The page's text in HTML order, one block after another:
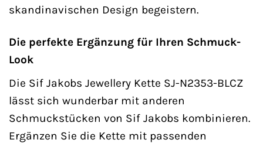
skandinavischen Design begeistern.
Die perfekte Ergänzung für Ihren Schmuck-
Look
Die Sif Jakobs Jewellery Kette SJ-N2353-BLCZ
lässt sich wunderbar mit anderen
Schmuckstücken von Sif Jakobs kombinieren.
Ergänzen Sie die Kette mit passenden